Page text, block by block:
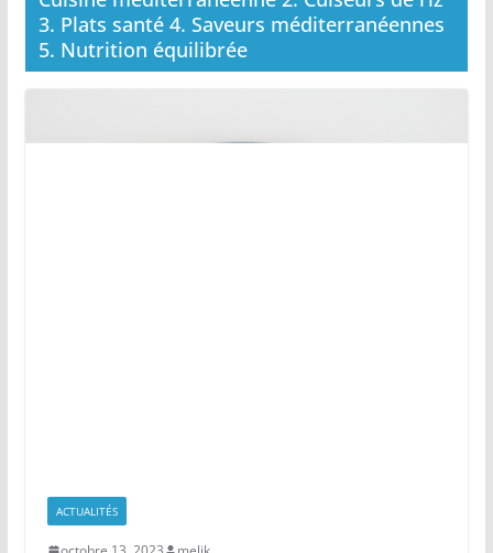
3. Plats santé 4. Saveurs méditerranéennes
5. Nutrition équilibrée
ACTUALITÉS